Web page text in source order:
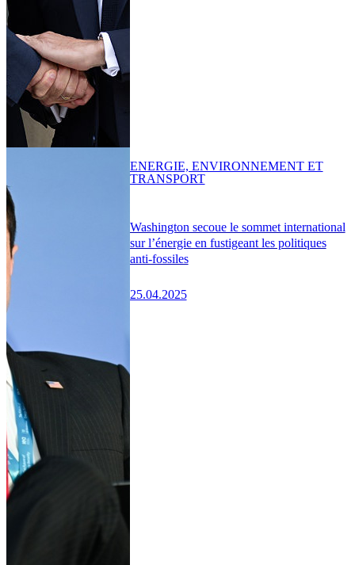
Washington secoue le sommet international
sur l’énergie en fustigeant les politiques
anti-fossiles
25.04.2025
ENERGIE, ENVIRONNEMENT ET
TRANSPORT